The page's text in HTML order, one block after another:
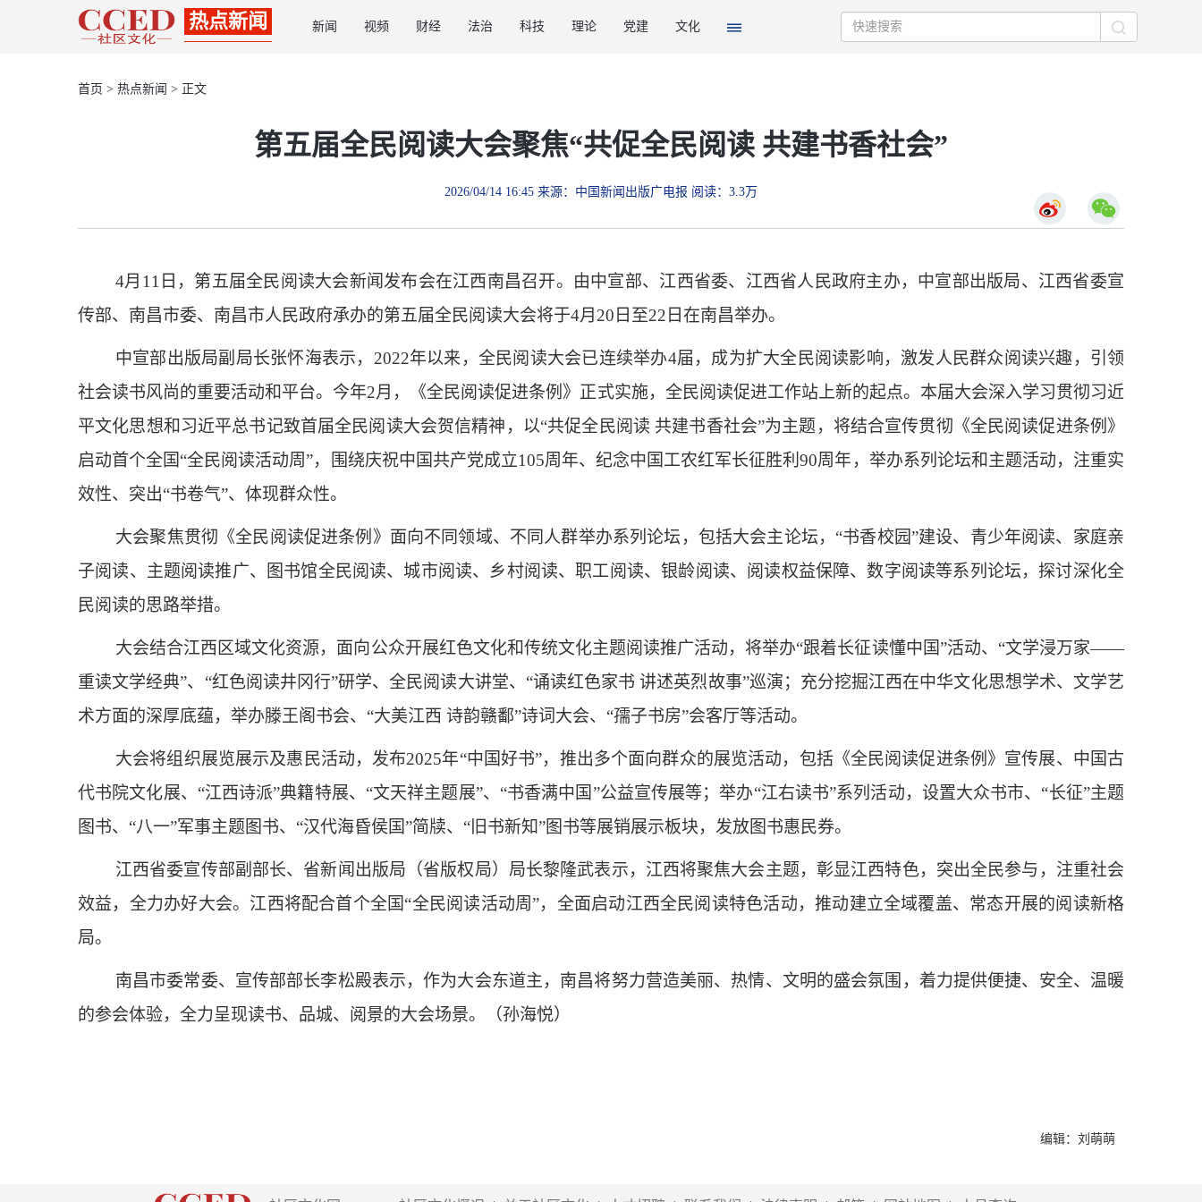
热点新闻 新闻 视频 财经 法治 科技 理论 党建 文化
首页 > 热点新闻 > 正文
第五届全民阅读大会聚焦“共促全民阅读 共建书香社会”
2026/04/14 16:45 来源：中国新闻出版广电报 阅读：3.3万
4月11日，第五届全民阅读大会新闻发布会在江西南昌召开。由中宣部、江西省委、江西省人民政府主办，中宣部出版局、江西省委宣
传部、南昌市委、南昌市人民政府承办的第五届全民阅读大会将于4月20日至22日在南昌举办。
中宣部出版局副局长张怀海表示，2022年以来，全民阅读大会已连续举办4届，成为扩大全民阅读影响，激发人民群众阅读兴趣，引领
社会读书风尚的重要活动和平台。今年2月，《全民阅读促进条例》正式实施，全民阅读促进工作站上新的起点。本届大会深入学习贯彻习近
平文化思想和习近平总书记致首届全民阅读大会贺信精神，以“共促全民阅读 共建书香社会”为主题，将结合宣传贯彻《全民阅读促进条例》
启动首个全国“全民阅读活动周”，围绕庆祝中国共产党成立105周年、纪念中国工农红军长征胜利90周年，举办系列论坛和主题活动，注重实
效性、突出“书卷气”、体现群众性。
大会聚焦贯彻《全民阅读促进条例》面向不同领域、不同人群举办系列论坛，包括大会主论坛，“书香校园”建设、青少年阅读、家庭亲
子阅读、主题阅读推广、图书馆全民阅读、城市阅读、乡村阅读、职工阅读、银龄阅读、阅读权益保障、数字阅读等系列论坛，探讨深化全
民阅读的思路举措。
大会结合江西区域文化资源，面向公众开展红色文化和传统文化主题阅读推广活动，将举办“跟着长征读懂中国”活动、“文学浸万家——
重读文学经典”、“红色阅读井冈行”研学、全民阅读大讲堂、“诵读红色家书 讲述英烈故事”巡演；充分挖掘江西在中华文化思想学术、文学艺
术方面的深厚底蕴，举办滕王阁书会、“大美江西 诗韵赣鄱”诗词大会、“孺子书房”会客厅等活动。
大会将组织展览展示及惠民活动，发布2025年“中国好书”，推出多个面向群众的展览活动，包括《全民阅读促进条例》宣传展、中国古
代书院文化展、“江西诗派”典籍特展、“文天祥主题展”、“书香满中国”公益宣传展等；举办“江右读书”系列活动，设置大众书市、“长征”主题
图书、“八一”军事主题图书、“汉代海昏侯国”简牍、“旧书新知”图书等展销展示板块，发放图书惠民券。
江西省委宣传部副部长、省新闻出版局（省版权局）局长黎隆武表示，江西将聚焦大会主题，彰显江西特色，突出全民参与，注重社会
效益，全力办好大会。江西将配合首个全国“全民阅读活动周”，全面启动江西全民阅读特色活动，推动建立全域覆盖、常态开展的阅读新格
局。
南昌市委常委、宣传部部长李松殿表示，作为大会东道主，南昌将努力营造美丽、热情、文明的盛会氛围，着力提供便捷、安全、温暖
的参会体验，全力呈现读书、品城、阅景的大会场景。（孙海悦）
编辑：刘萌萌